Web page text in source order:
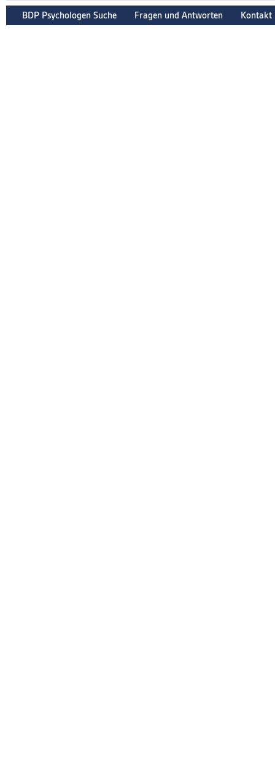
BDP Psychologen Suche Fragen und Antworten Kontakt